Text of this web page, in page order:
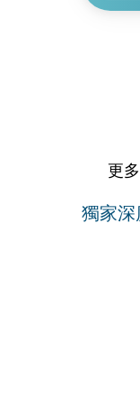
更
獨家